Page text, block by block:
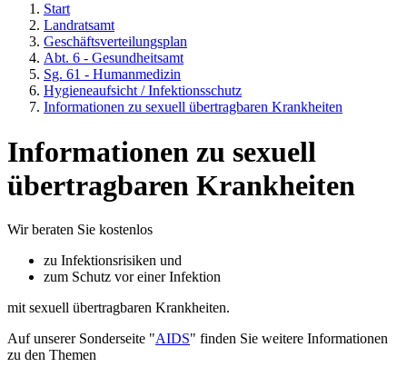
Start
Landratsamt
Geschäftsverteilungsplan
Abt. 6 - Gesundheitsamt
Sg. 61 - Humanmedizin
Hygieneaufsicht / Infektionsschutz
Informationen zu sexuell übertragbaren Krankheiten
Informationen zu sexuell
übertragbaren Krankheiten
Wir beraten Sie kostenlos
zu Infektionsrisiken und
zum Schutz vor einer Infektion
mit sexuell übertragbaren Krankheiten.
Auf unserer Sonderseite "AIDS" finden Sie weitere Informationen
zu den Themen